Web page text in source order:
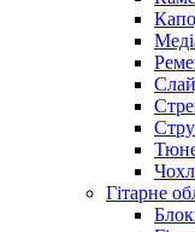
Гітарне